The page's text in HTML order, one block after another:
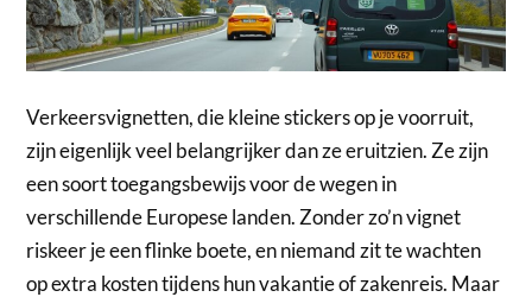
Verkeersvignetten, die kleine stickers op je voorruit,
zijn eigenlijk veel belangrijker dan ze eruitzien. Ze zijn
een soort toegangsbewijs voor de wegen in
verschillende Europese landen. Zonder zo’n vignet
riskeer je een flinke boete, en niemand zit te wachten
op extra kosten tijdens hun vakantie of zakenreis. Maar